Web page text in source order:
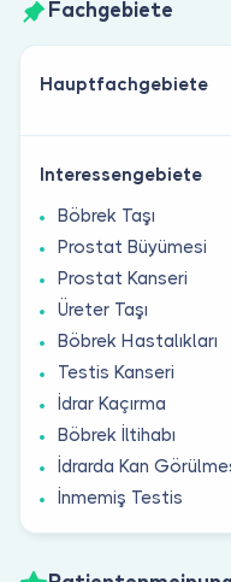
Fachgebiete
Hauptfachgebiete
Interessengebiete
Böbrek Taşı
Prostat Büyümesi
Prostat Kanseri
Üreter Taşı
Böbrek Hastalıkları
Testis Kanseri
İdrar Kaçırma
Böbrek İltihabı
İdrarda Kan
İnmemiş Testis